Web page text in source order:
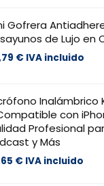
Gofrera
de Lujo en
€ IVA incluido
Inalámbrico
con
Profesional
y Más
€ IVA incluido